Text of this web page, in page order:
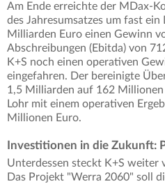
Am Ende erreichte der MDax-
des Jahresumsatzes um fast
Milliarden Euro einen Gewinn
Abschreibungen (Ebitda) von
K+S noch einen operativen
eingefahren. Der bereinigte
1,5 Milliarden auf 162
Lohr mit einem operativen
Millionen Euro.
Investitionen in die Zukunft:
Unterdessen steckt K+S weiter
Das Projekt "Werra 2060" soll